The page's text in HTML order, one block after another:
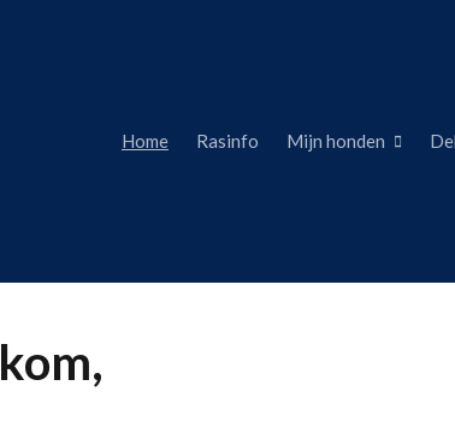
Home Rasinfo Mijn honden